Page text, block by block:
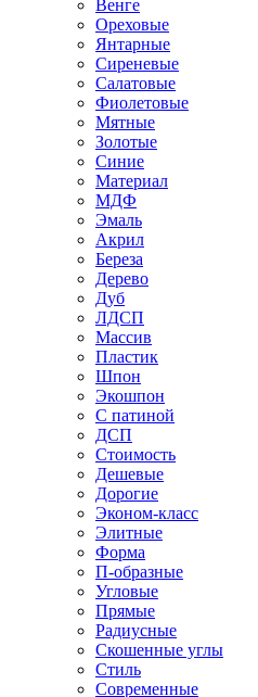
Венге
Ореховые
Янтарные
Сиреневые
Салатовые
Фиолетовые
Мятные
Золотые
Синие
Материал
МДФ
Эмаль
Акрил
Береза
Дерево
Дуб
ЛДСП
Массив
Пластик
Шпон
Экошпон
С патиной
ДСП
Стоимость
Дешевые
Дорогие
Эконом-класс
Элитные
Форма
П-образные
Угловые
Прямые
Радиусные
Скошенные углы
Стиль
Современные